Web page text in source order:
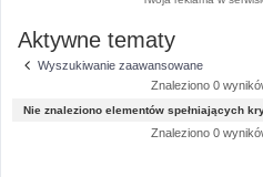
Aktywne tematy
Wyszukiwanie zaawansowane
Znaleziono 0
Nie znaleziono elementów spełniających
Znaleziono 0